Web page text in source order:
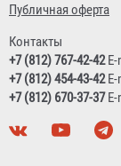
Публичная оферта
Контакты
+7 (812) 767-42-42E-
+7 (812) 454-43-42
+7 (812) 670-37-37